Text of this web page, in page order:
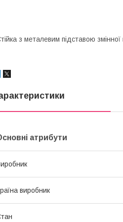
з металевим підставою
атрибути
виробник